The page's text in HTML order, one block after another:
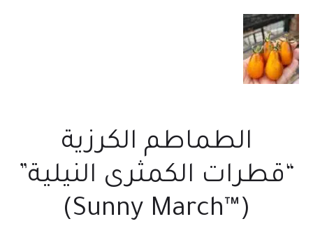
الطماطم الكرزية
“قطرات الكمثرى النيلية”
(™Sunny March)